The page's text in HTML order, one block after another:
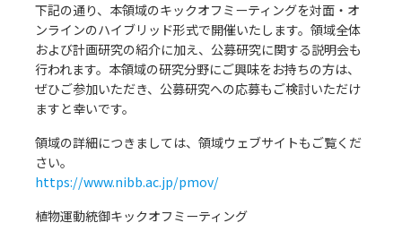
下記の通り、本領域のキックオフミーティングを対面・オ
ンラインのハイブリッド形式で開催いたします。領域全体
および計画研究の紹介に加え、公募研究に関する説明会も
行われます。本領域の研究分野にご興味をお持ちの方は、
ぜひご参加いただき、公募研究への応募もご検討いただけ
ますと幸いです。
領域の詳細につきましては、領域ウェブサイトもご覧くだ
さい。
https://www.nibb.ac.jp/pmov/
植物運動統御キックオフミーティング